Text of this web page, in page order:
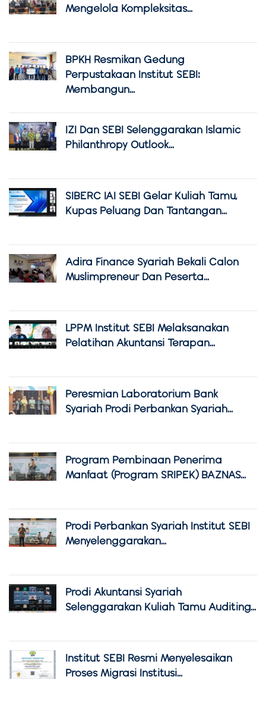
Mengelola Kompleksitas...
BPKH Resmikan Gedung
Perpustakaan Institut SEBI:
Membangun...
IZI Dan SEBI Selenggarakan Islamic
Philanthropy Outlook...
SIBERC IAI SEBI Gelar Kuliah Tamu,
Kupas Peluang Dan Tantangan...
Adira Finance Syariah Bekali Calon
Muslimpreneur Dan Peserta...
LPPM Institut SEBI Melaksanakan
Pelatihan Akuntansi Terapan...
Peresmian Laboratorium Bank
Syariah Prodi Perbankan Syariah...
Program Pembinaan Penerima
Manfaat (Program SRIPEK) BAZNAS...
Prodi Perbankan Syariah Institut SEBI
Menyelenggarakan...
Prodi Akuntansi Syariah
Selenggarakan Kuliah Tamu Auditing...
Institut SEBI Resmi Menyelesaikan
Proses Migrasi Institusi...